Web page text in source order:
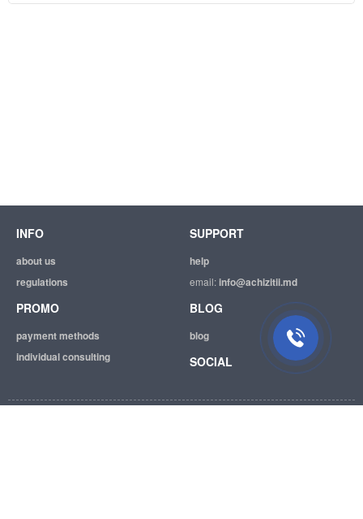
INFO
about us
regulations
SUPPORT
help
email:info@achizitii.md
PROMO
payment methods
individual consulting
BLOG
blog
SOCIAL